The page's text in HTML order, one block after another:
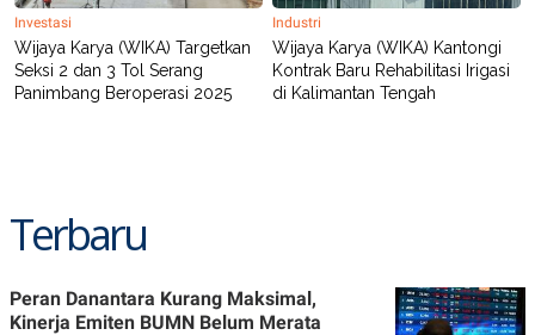
SITEMAPPROFILETERM
OF
POLICY
Investasi
Wijaya Karya (WIKA) Targetkan
Seksi 2 dan 3 Tol Serang
Panimbang Beroperasi 2025
Industri
Wijaya Karya (WIKA) Kantongi
Kontrak Baru Rehabilitasi Irigasi
di Kalimantan Tengah
Terbaru
Peran Danantara Kurang Maksimal,
Kinerja Emiten BUMN Belum Merata